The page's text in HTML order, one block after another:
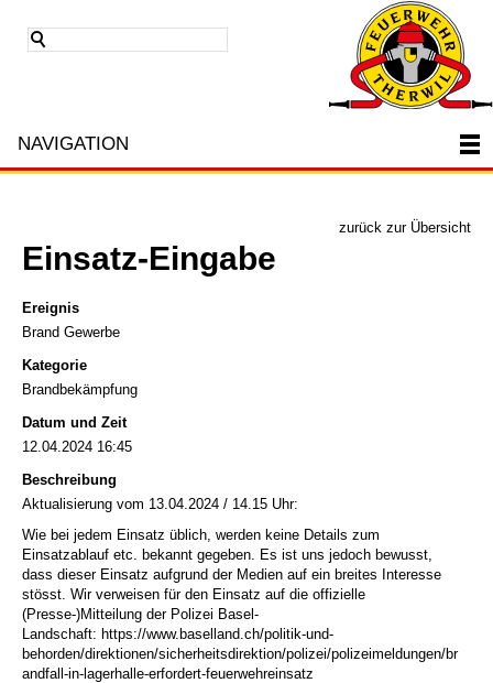
NAVIGATION
zurück zur Übersicht
Einsatz-Eingabe
Ereignis
Brand Gewerbe
Kategorie
Brandbekämpfung
Datum und Zeit
12.04.2024 16:45
Beschreibung
Aktualisierung vom 13.04.2024 / 14.15 Uhr:
Wie bei jedem Einsatz üblich, werden keine Details zum
Einsatzablauf etc. bekannt gegeben. Es ist uns jedoch bewusst,
dass dieser Einsatz aufgrund der Medien auf ein breites Interesse
stösst. Wir verweisen für den Einsatz auf die offizielle
(Presse-)Mitteilung der Polizei Basel-
Landschaft: https://www.baselland.ch/politik-und-
behorden/direktionen/sicherheitsdirektion/polizei/polizeimeldungen/br
andfall-in-lagerhalle-erfordert-feuerwehreinsatz